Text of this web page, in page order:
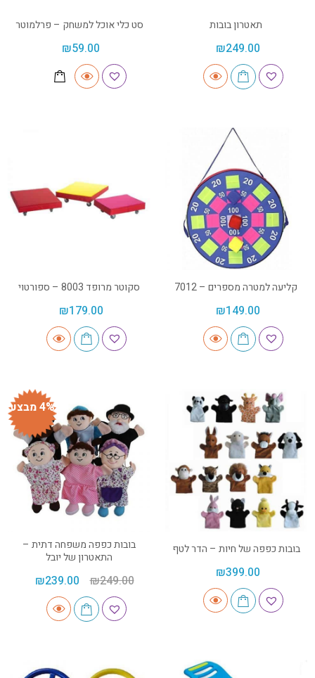
תאטרון בובות
₪249.00
סט כלי אוכל למשחק – פרלמוטר
₪59.00
קליעה למטרה מספרים – 7012
₪149.00
סקוטר מרופד 8003 – ספורטוי
₪179.00
בובות כפפה של חיות – הדר לטף
₪399.00
4% מבצע
בובות כפפה משפחה דתית –
התאטרון של יובל
₪249.00
₪239.00